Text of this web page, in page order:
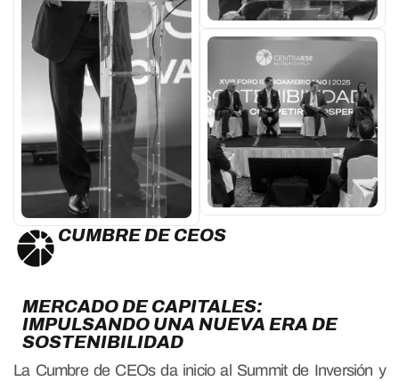
CUMBRE DE CEOS
MERCADO DE CAPITALES:
IMPULSANDO UNA NUEVA ERA DE
SOSTENIBILIDAD
La Cumbre de CEOs da inicio al Summit de Inversión y